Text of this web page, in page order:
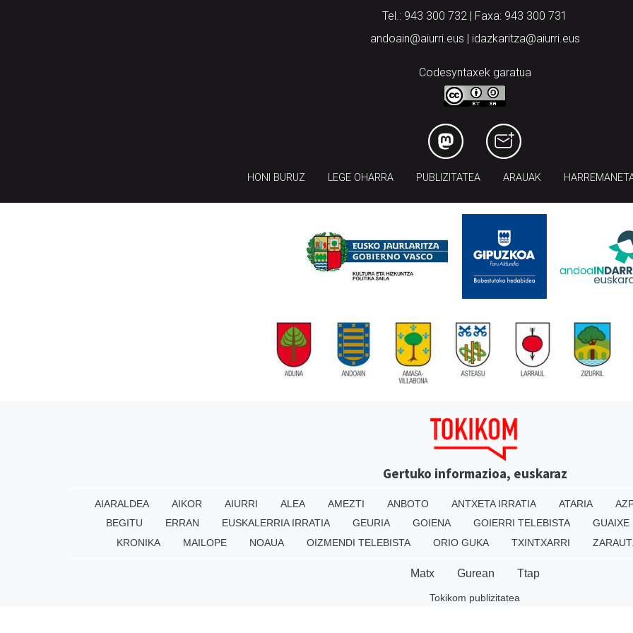
Tel.: 943 300 732 | Faxa: 943 300 731
andoain@aiurri.eus | idazkaritza@aiurri.eus
Codesyntaxek garatua
HONI BURUZ LEGE OHARRA PUBLIZITATEA ARAUAK
Gertuko informazioa, euskaraz
AIARALDEA AIKOR AIURRI ALEA AMEZTI ANBOTO ANTXETA IRRATIA ATARIA
BEGITU
ERRAN EUSKALERRIA IRRATIA GEURIA GOIENA GOIERRI TELEBISTA GUAIXE
KRONIKA
MAILOPE NOAUA OIZMENDI TELEBISTA ORIO GUKA TXINTXARRI
Matx Gurean Ttap
Tokikom publizitatea